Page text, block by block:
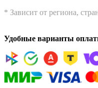
* Зависит от региона,
Удобные варианты